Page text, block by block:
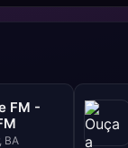
FM -
BA